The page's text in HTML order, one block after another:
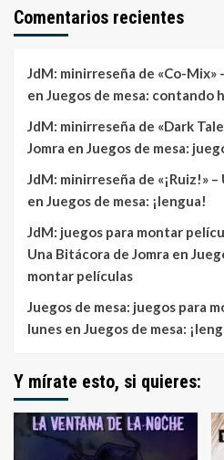
Comentarios recientes
JdM: minirreseña de «Co-Mix»
en Juegos de mesa: contando
JdM: minirreseña de «Dark
Jomra en Juegos de mesa:
JdM: minirreseña de «¡Ruiz!»
en Juegos de mesa: ¡lengua!
JdM: juegos para montar
Una Bitácora de Jomra en
montar películas
Juegos de mesa: juegos para
lunes en Juegos de mesa:
Y mírate esto, si quieres: